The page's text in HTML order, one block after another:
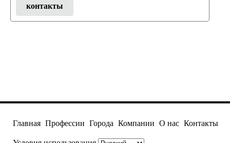
контакты
Главная Профессии Города Компании О нас Контакты